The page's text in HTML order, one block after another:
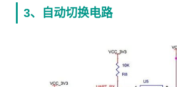
3、自动切换电路